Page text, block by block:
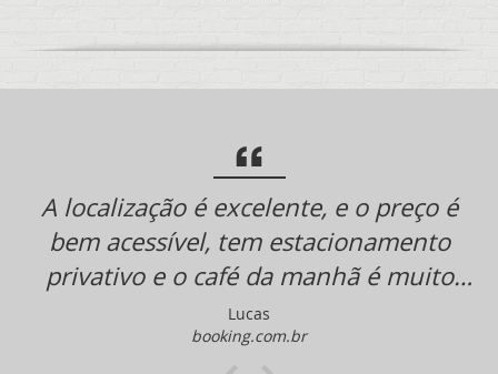
A localização é excelente, e o preço é
bem acessível, tem estacionamento
privativo e o café da manhã é muito
bom.
Lucas
booking.com.br